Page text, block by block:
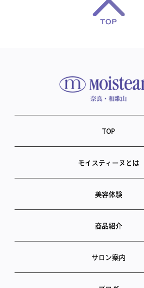
TOP
モイスティーヌとは
美容体験
商品紹介
サロン案内